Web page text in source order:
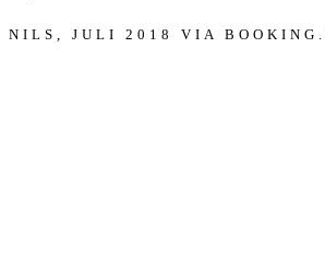
NILS, JULI 2018 VIA